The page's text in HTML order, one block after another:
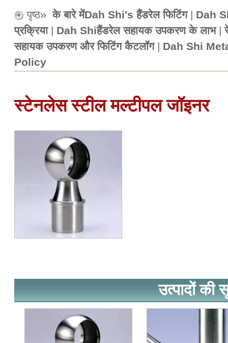
पृष्ठ»के बारे मेंDah Shi's हैंडरेल फिटिंग| Dah
प्रक्रिया| Dah Shiहैंडरेल सहायक उपकरण के लाभ|
सहायक उपकरण और फिटिंग कैटलॉग| Dah Shi
Policy
स्टेनलेस स्टील मल्टीपल जॉइनर
उत्पादों की